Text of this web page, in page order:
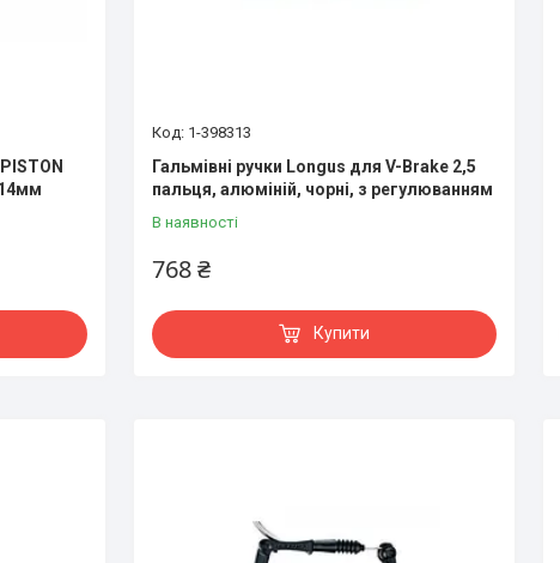
1-398313
Гальмівні ручки Longus для V-Brake 2,5
пальця, алюміній, чорні, з регулюванням
В наявності
768 ₴
Купити